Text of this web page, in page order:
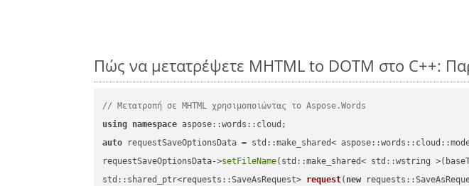
Πώς να μετατρέψετε MHTML to DOTM στο C++:
// Μετατροπή σε MHTML χρησιμοποιώντας το Aspose.Words
using namespace
auto requestSaveOptionsData = std::make_shared<
requestSaveOptionsData->setFileName(std::make_shared< std::wstring
std::shared_ptr<requests::SaveAsRequest> request( new